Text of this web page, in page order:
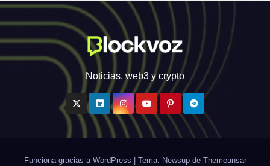
Noticias, web3 y crypto
Funciona gracias a WordPress Tema: Newsup de Themeansar